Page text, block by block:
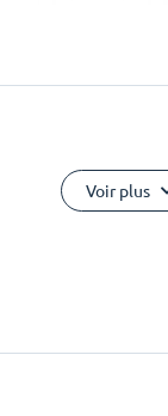
Voir plus